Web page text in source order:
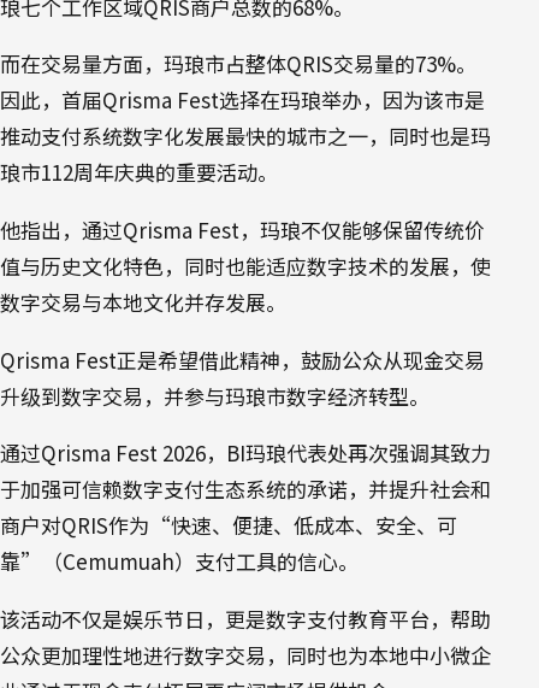
琅七个工作区域QRIS商户总数的68%。
而在交易量方面，玛琅市占整体QRIS交易量的73%。
因此，首届Qrisma Fest选择在玛琅举办，因为该市是
推动支付系统数字化发展最快的城市之一，同时也是玛
琅市112周年庆典的重要活动。
他指出，通过Qrisma Fest，玛琅不仅能够保留传统价
值与历史文化特色，同时也能适应数字技术的发展，使
数字交易与本地文化并存发展。
Qrisma Fest正是希望借此精神，鼓励公众从现金交易
升级到数字交易，并参与玛琅市数字经济转型。
通过Qrisma Fest 2026，BI玛琅代表处再次强调其致力
于加强可信赖数字支付生态系统的承诺，并提升社会和
商户对QRIS作为“快速、便捷、低成本、安全、可
靠”（Cemumuah）支付工具的信心。
该活动不仅是娱乐节日，更是数字支付教育平台，帮助
公众更加理性地进行数字交易，同时也为本地中小微企